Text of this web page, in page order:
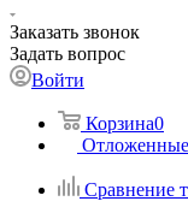
Заказать звонок
Задать вопрос
Войти
Корзина0
Отложенные
Сравнение